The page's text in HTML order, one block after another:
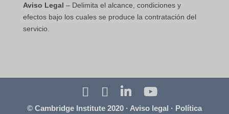
Aviso Legal – Delimita el alcance, condiciones y
efectos bajo los cuales se produce la contratación del
servicio.
© Cambridge Institute 2020 · Aviso legal · Política